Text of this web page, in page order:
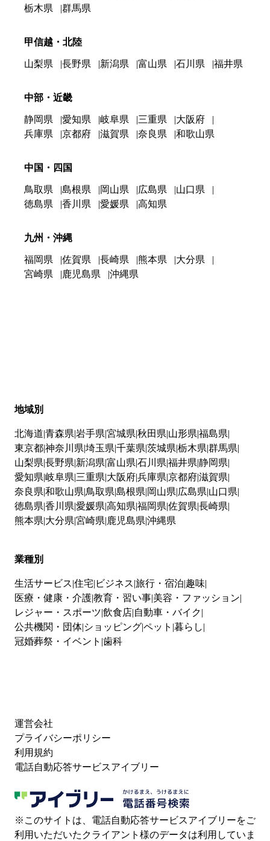
栃木県
群馬県
甲信越・北陸
山梨県 長野県 新潟県 富山県 石川県 福井県
中部・近畿
静岡県 愛知県 岐阜県 三重県
大阪府
兵庫県
京都府 滋賀県 奈良県 和歌山県
中国・四国
鳥取県 島根県 岡山県 広島県
山口県
徳島県
香川県 愛媛県 高知県
九州・沖縄
福岡県 佐賀県 長崎県 熊本県
大分県
宮崎県
鹿児島県 沖縄県
地域別
北海道 青森県 岩手県 宮城県 秋田県 山形県 福島県
東京都神奈川県 埼玉県 千葉県 茨城県 栃木県 群馬県
山梨県 長野県 新潟県 富山県 石川県 福井県 静岡県
愛知県 岐阜県 三重県 大阪府兵庫県 京都府滋賀県
奈良県 和歌山県 鳥取県 島根県 岡山県 広島県 山口県
徳島県 香川県 愛媛県 高知県 福岡県 佐賀県 長崎県
熊本県 大分県 宮崎県 鹿児島県 沖縄県
業種別
生活サービス 住宅 ビジネス 旅行・宿泊 趣味
医療・健康・介護教育・習い事 美容・ファッション
レジャー・スポーツ 飲食店 自動車・バイク
公共機関・団体 ショッピングペット 暮らし
冠婚葬祭・イベント 歯科
運営会社
プライバシーポリシー
利用規約
電話自動応答サービスアイブリー
※このサイトは、電話自動応答サービスアイブリーをご
利用いただいたクライアント様のデータは利用していま